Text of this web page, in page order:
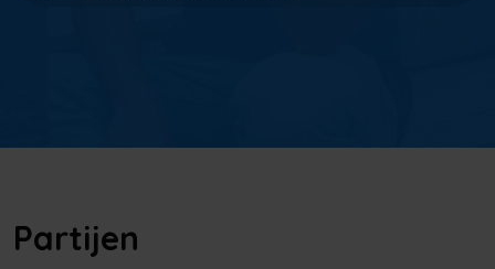
Partijen